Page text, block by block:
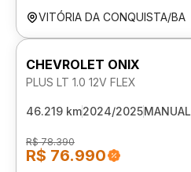
VITÓRIA DA CONQUISTA/BA
CHEVROLET ONIX
PLUS LT 1.0 12V FLEX
46.219 km2024/2025MANUAL
R$ 78.390
R$ 76.990